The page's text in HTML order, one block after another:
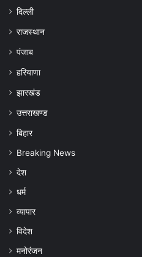
दिल्ली
राजस्थान
पंजाब
हरियाणा
झारखंड
उत्तराखण्ड
बिहार
Breaking News
देश
धर्म
व्यापार
विदेश
मनोरंजन